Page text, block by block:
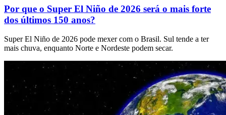
Por que o Super El Niño de 2026 será o mais forte
dos últimos 150 anos?
Super El Niño de 2026 pode mexer com o Brasil. Sul tende a ter
mais chuva, enquanto Norte e Nordeste podem secar.